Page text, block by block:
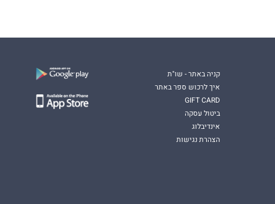
קניה באתר - שו"ת
איך לרכוש ספר באתר
GIFT CARD
ביטול עסקה
אינדיבלוג
הצהרת נגישות